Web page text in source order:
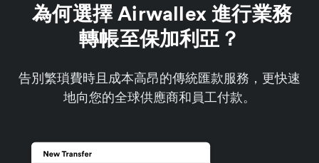
為何選擇 Airwallex 進行業務
轉帳至保加利亞？
告別繁瑣費時且成本高昂的傳統匯款服務，更快速
地向您的全球供應商和員工付款。